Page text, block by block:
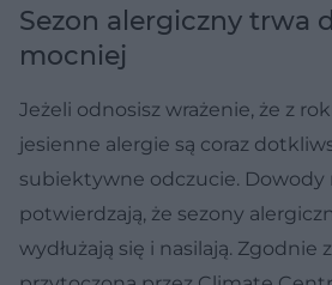
Sezon alergiczny trwa
mocniej
Jeżeli odnosisz wrażenie, że z
jesienne alergie są coraz
subiektywne odczucie. Dowody
potwierdzają, że sezony
wydłużają się i nasilają. Zgodnie